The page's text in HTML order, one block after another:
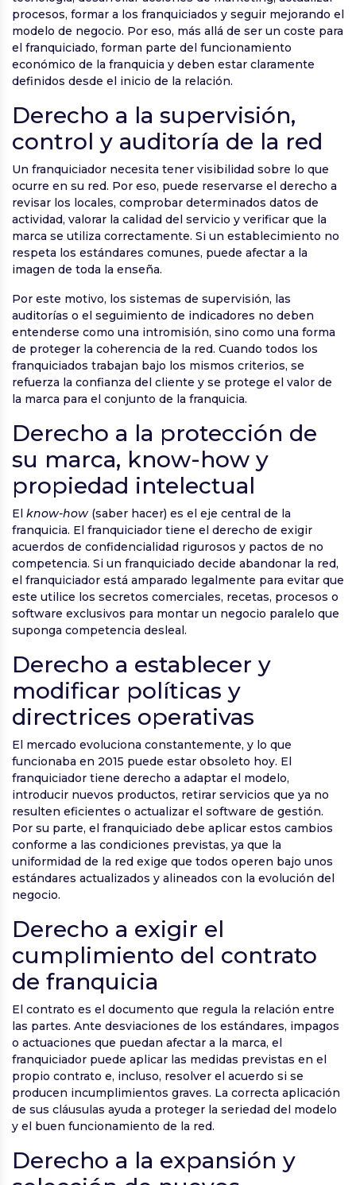
procesos, formar a los franquiciados y seguir mejorando el
modelo de negocio. Por eso, más allá de ser un coste para
el franquiciado, forman parte del funcionamiento
económico de la franquicia y deben estar claramente
definidos desde el inicio de la relación.
Derecho a la supervisión,
control y auditoría de la red
Un franquiciador necesita tener visibilidad sobre lo que
ocurre en su red. Por eso, puede reservarse el derecho a
revisar los locales, comprobar determinados datos de
actividad, valorar la calidad del servicio y verificar que la
marca se utiliza correctamente. Si un establecimiento no
respeta los estándares comunes, puede afectar a la
imagen de toda la enseña.
Por este motivo, los sistemas de supervisión, las
auditorías o el seguimiento de indicadores no deben
entenderse como una intromisión, sino como una forma
de proteger la coherencia de la red. Cuando todos los
franquiciados trabajan bajo los mismos criterios, se
refuerza la confianza del cliente y se protege el valor de
la marca para el conjunto de la franquicia.
Derecho a la protección de
su marca, know-how y
propiedad intelectual
El know-how (saber hacer) es el eje central de la
franquicia. El franquiciador tiene el derecho de exigir
acuerdos de confidencialidad rigurosos y pactos de no
competencia. Si un franquiciado decide abandonar la red,
el franquiciador está amparado legalmente para evitar que
este utilice los secretos comerciales, recetas, procesos o
software exclusivos para montar un negocio paralelo que
suponga competencia desleal.
Derecho a establecer y
modificar políticas y
directrices operativas
El mercado evoluciona constantemente, y lo que
funcionaba en 2015 puede estar obsoleto hoy. El
franquiciador tiene derecho a adaptar el modelo,
introducir nuevos productos, retirar servicios que ya no
resulten eficientes o actualizar el software de gestión.
Por su parte, el franquiciado debe aplicar estos cambios
conforme a las condiciones previstas, ya que la
uniformidad de la red exige que todos operen bajo unos
estándares actualizados y alineados con la evolución del
negocio.
Derecho a exigir el
cumplimiento del contrato
de franquicia
El contrato es el documento que regula la relación entre
las partes. Ante desviaciones de los estándares, impagos
o actuaciones que puedan afectar a la marca, el
franquiciador puede aplicar las medidas previstas en el
propio contrato e, incluso, resolver el acuerdo si se
producen incumplimientos graves. La correcta aplicación
de sus cláusulas ayuda a proteger la seriedad del modelo
y el buen funcionamiento de la red.
Derecho a la expansión y